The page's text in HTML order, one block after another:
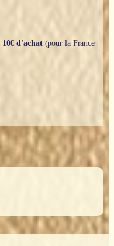
d'achat(pour la France